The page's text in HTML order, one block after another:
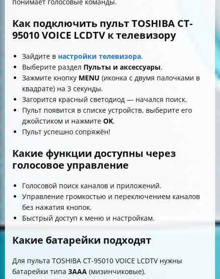
Как подключить пульт TOSHIBA CT-
95010 VOICE LCDTV к телевизору
Зайдите в настройки телевизора.
Выберите раздел Пульты и аксессуары.
Зажмите кнопку MENU (иконка с двумя палочками в
квадрате) на 3 секунды.
Загорится красный светодиод — начался поиск.
Пульт появится в списке устройств, выберите его
джойстиком и нажмите OK.
Пульт успешно сопряжён!
Какие функции доступны через
голосовое управление
Голосовой поиск каналов и приложений.
Управление громкостью и переключением каналов
без нажатия кнопок.
Быстрый доступ к меню и настройкам.
Какие батарейки подходят
Для пульта TOSHIBA CT-95010 VOICE LCDTV нужны
батарейки типа 3AAA (мизинчиковые).